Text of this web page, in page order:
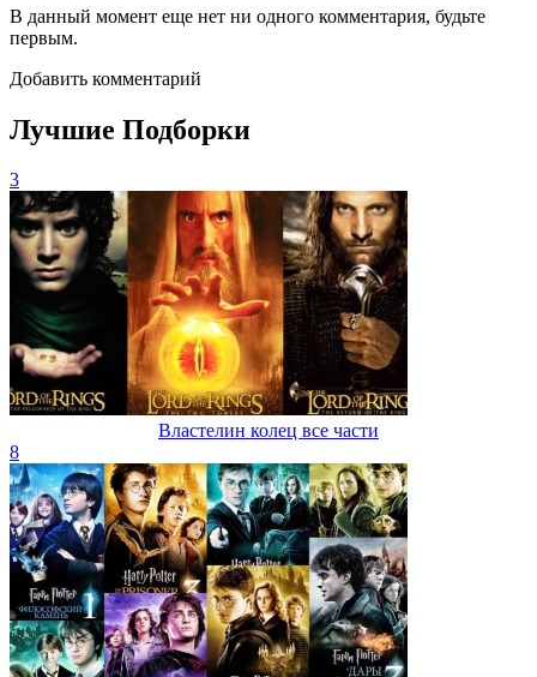
В данный момент еще нет ни одного комментария, будьте
первым.
Добавить комментарий
Лучшие Подборки
3
Властелин колец все части
8